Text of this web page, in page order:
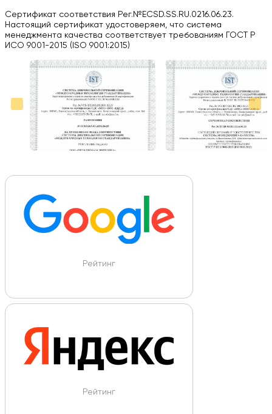
03.09.2024
Вся работа выполнена в срок. Всем рекомендую
Больше отзывов на Google Maps
Сертификат соответствия Рег.№ECSD.SS.RU.0216.06.23.
Настоящий сертификат удостоверяем, что система
менеджмента качества соответствует требованиям ГОСТ Р
ИСО 9001-2015 (ISO 9001:2015)
Рейтинг
Рейтинг